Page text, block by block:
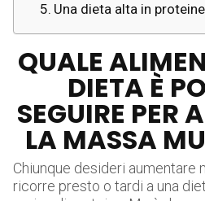
Una dieta alta in
QUALE
DIETA È
SEGUIRE PER
LA MASSA
Chiunque desideri aumentare
ricorre presto o tardi a una